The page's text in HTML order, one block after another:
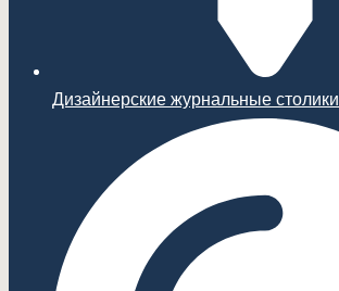
Дизайнерские журнальные столики